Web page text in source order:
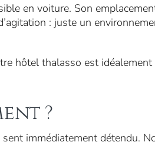
en voiture. Son
: juste un
hôtel thalasso est
?
immédiatement détendu.